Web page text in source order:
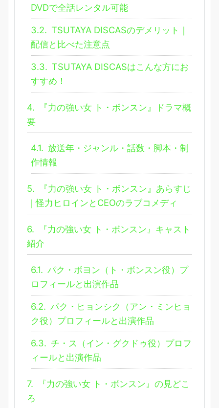
DVDで全話レンタル可能
3.2. TSUTAYA DISCASのデメリット｜
配信と比べた注意点
3.3. TSUTAYA DISCASはこんな方にお
すすめ！
4.
『力の強い女 ト・ボンスン』ドラマ概
要
4.1. 放送年・ジャンル・話数・脚本・制
作情報
5.
『力の強い女 ト・ボンスン』あらすじ
｜怪力ヒロインとCEOのラブコメディ
6.
『力の強い女 ト・ボンスン』キャスト
紹介
6.1. パク・ボヨン（ト・ボンスン役）プ
ロフィールと出演作品
6.2. パク・ヒョンシク（アン・ミンヒョ
ク役）プロフィールと出演作品
6.3. チ・ス（イン・グクドゥ役）プロフ
ィールと出演作品
7.
『力の強い女 ト・ボンスン』の見どこ
ろ